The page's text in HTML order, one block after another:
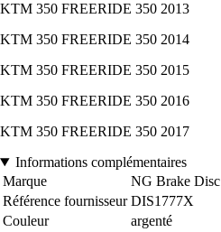
KTM 350 FREERIDE 350 2013
KTM 350 FREERIDE 350 2014
KTM 350 FREERIDE 350 2015
KTM 350 FREERIDE 350 2016
KTM 350 FREERIDE 350 2017
Informations complémentaires
Marque
NG Brake Disc
Référence fournisseur DIS1777X
Couleur
argenté